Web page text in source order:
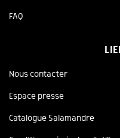
FAQ
Nous contacter
Espace presse
Catalogue Salamandre